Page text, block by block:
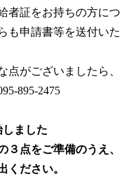
者証をお持ちの方につ
も申請書等を送付いた
がございましたら、
895-2475
ました
３点をご準備のうえ、
ください。